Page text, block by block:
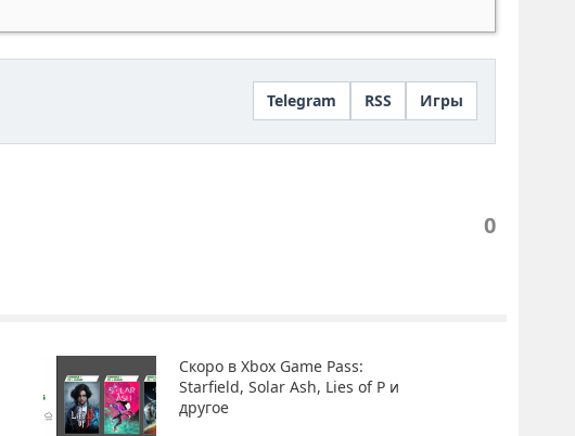
Telegram RSS Игры
0
Скоро в Xbox Game Pass:
Starfield, Solar Ash, Lies of P и
другое